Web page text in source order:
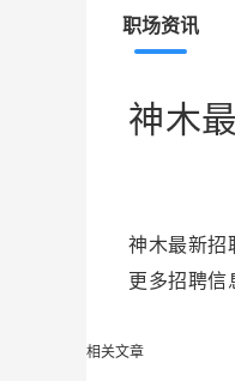
职场资讯
神木
神木最新招
更多招聘信
相关文章